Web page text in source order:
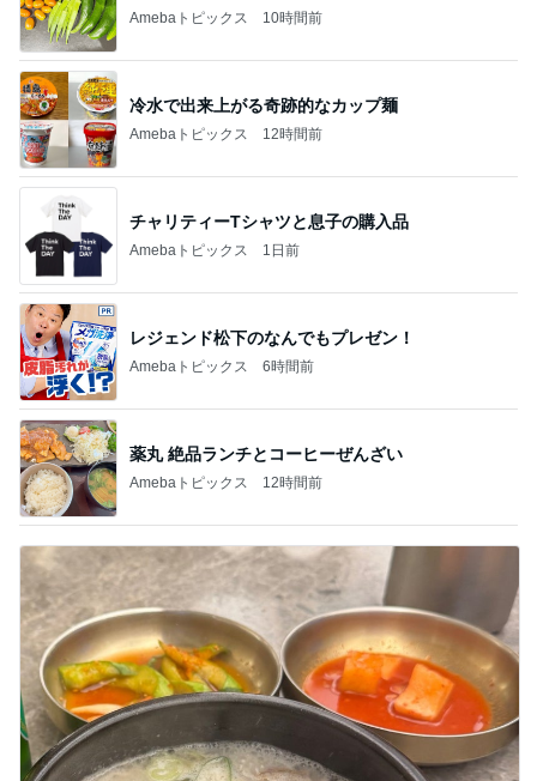
Amebaトピックス 10時間前
冷水で出来上がる奇跡的なカップ麺
Amebaトピックス 12時間前
チャリティーTシャツと息子の購入品
Amebaトピックス 1日前
レジェンド松下のなんでもプレゼン！
Amebaトピックス 6時間前
薬丸 絶品ランチとコーヒーぜんざい
Amebaトピックス 12時間前